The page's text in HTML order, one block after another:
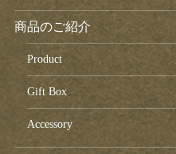
商品のご紹介
Product
Gift Box
Accessory